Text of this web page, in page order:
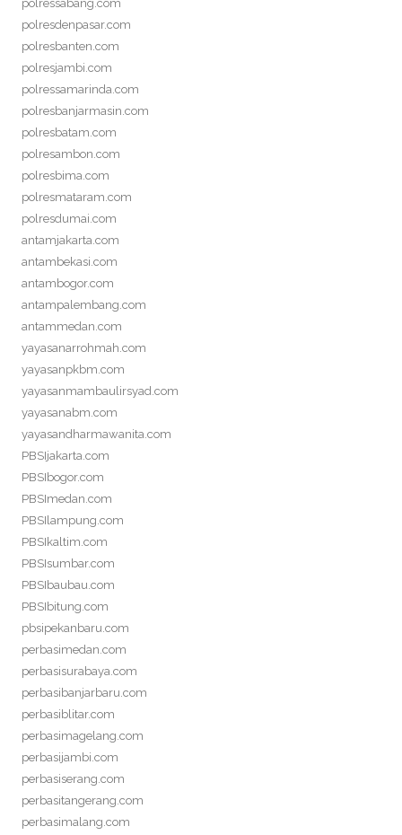
polressabang.com
polresdenpasar.com
polresbanten.com
polresjambi.com
polressamarinda.com
polresbanjarmasin.com
polresbatam.com
polresambon.com
polresbima.com
polresmataram.com
polresdumai.com
antamjakarta.com
antambekasi.com
antambogor.com
antampalembang.com
antammedan.com
yayasanarrohmah.com
yayasanpkbm.com
yayasanmambaulirsyad.com
yayasanabm.com
yayasandharmawanita.com
PBSIjakarta.com
PBSIbogor.com
PBSImedan.com
PBSIlampung.com
PBSIkaltim.com
PBSIsumbar.com
PBSIbaubau.com
PBSIbitung.com
pbsipekanbaru.com
perbasimedan.com
perbasisurabaya.com
perbasibanjarbaru.com
perbasiblitar.com
perbasimagelang.com
perbasijambi.com
perbasiserang.com
perbasitangerang.com
perbasimalang.com